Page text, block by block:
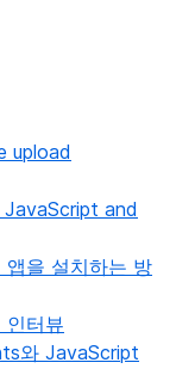
upload
and
을 설치하는 방
인터뷰
와 JavaScript